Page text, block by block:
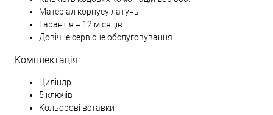
Матеріал корпусу латунь.
Гарантія – 12 місяців.
Довічне сервісне обслуговування.
Комплектація:
Циліндр
5 ключів
Кольорові вставки